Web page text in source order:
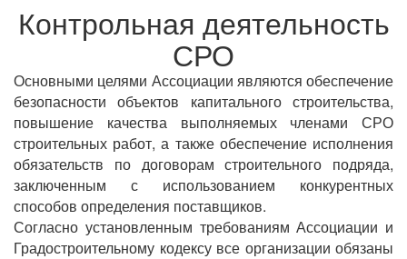
Контрольная деятельность
СРО
Основными целями Ассоциации являются обеспечение
безопасности объектов капитального строительства,
повышение качества выполняемых членами СРО
строительных работ, а также обеспечение исполнения
обязательств по договорам строительного подряда,
заключенным с использованием конкурентных
способов определения поставщиков.
Согласно установленным требованиям Ассоциации и
Градостроительному кодексу все организации обязаны